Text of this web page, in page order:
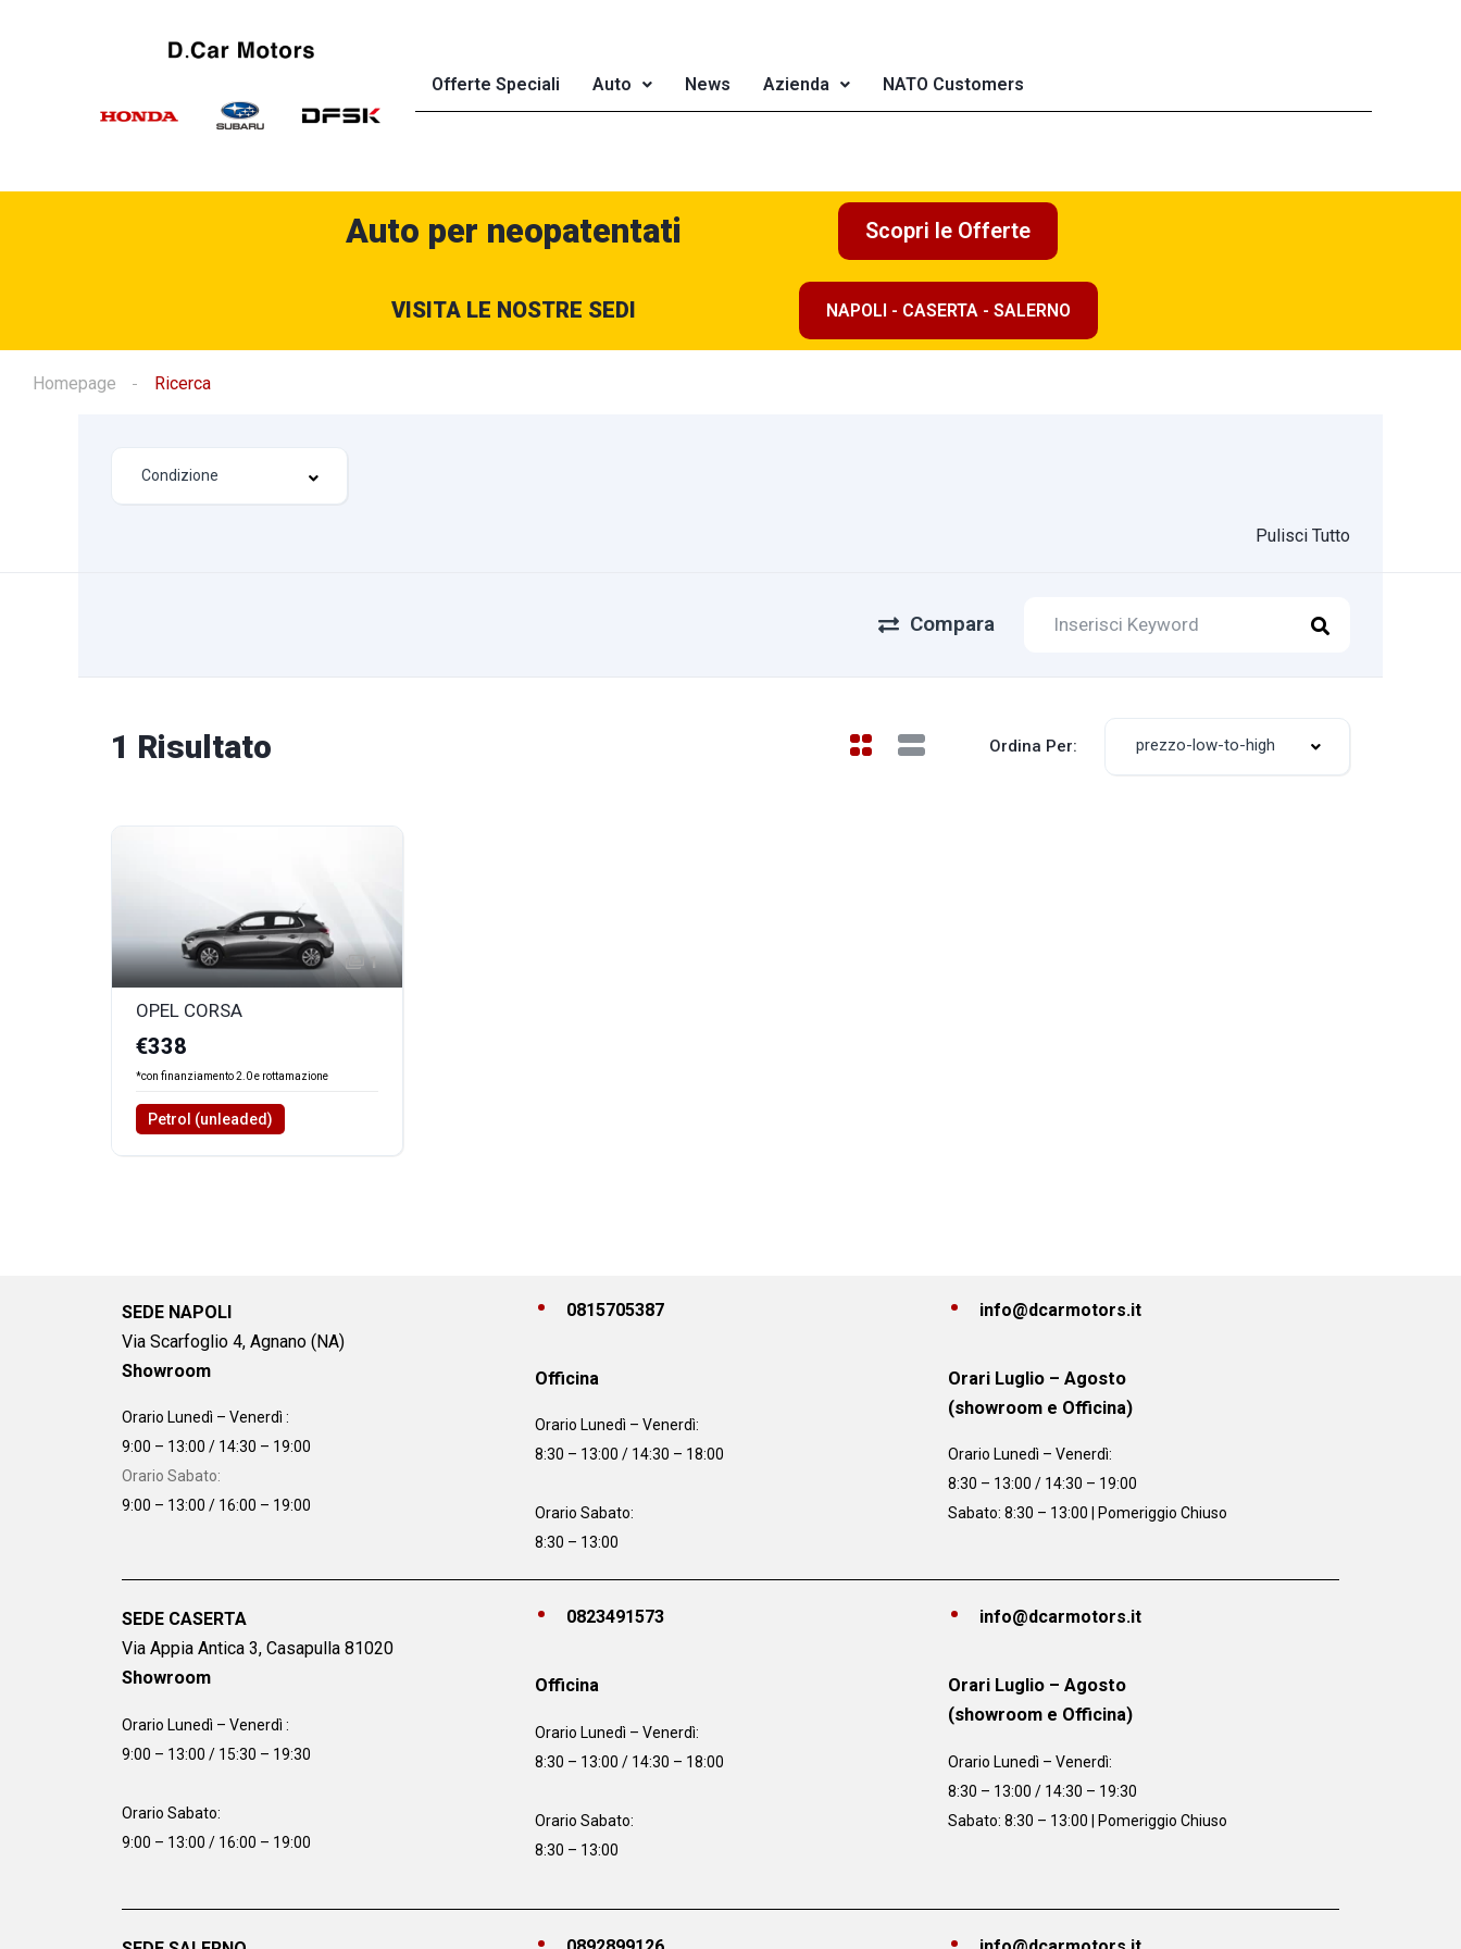
Offerte Speciali Auto News Azienda NATO Customers
Auto per neopatentati Scopri le Offerte
VISITA LE NOSTRE SEDI NAPOLI - CASERTA - SALERNO
Homepage Ricerca
Pulisci Tutto
Compara
1 Risultato Ordina Per: prezzo-low-to-high
1
OPEL CORSA
€338
*con finanziamento 2.0 e rottamazione
Petrol (unleaded)
SEDE NAPOLI
Via Scarfoglio 4, Agnano (NA)
Showroom
Orario Lunedì – Venerdì :
9:00 – 13:00 / 14:30 – 19:00
Orario Sabato:
9:00 – 13:00 / 16:00 – 19:00
0815705387
Officina
Orario Lunedì – Venerdì:
8:30 – 13:00 / 14:30 – 18:00
Orario Sabato:
8:30 – 13:00
info@dcarmotors.it
Orari Luglio – Agosto
(showroom e Officina)
Orario Lunedì – Venerdì:
8:30 – 13:00 / 14:30 – 19:00
Sabato: 8:30 – 13:00 | Pomeriggio Chiuso
SEDE CASERTA
Via Appia Antica 3, Casapulla 81020
Showroom
Orario Lunedì – Venerdì :
9:00 – 13:00 / 15:30 – 19:30
Orario Sabato:
9:00 – 13:00 / 16:00 – 19:00
0823491573
Officina
Orario Lunedì – Venerdì:
8:30 – 13:00 / 14:30 – 18:00
Orario Sabato:
8:30 – 13:00
info@dcarmotors.it
Orari Luglio – Agosto
(showroom e Officina)
Orario Lunedì – Venerdì:
8:30 – 13:00 / 14:30 – 19:30
Sabato: 8:30 – 13:00 | Pomeriggio Chiuso